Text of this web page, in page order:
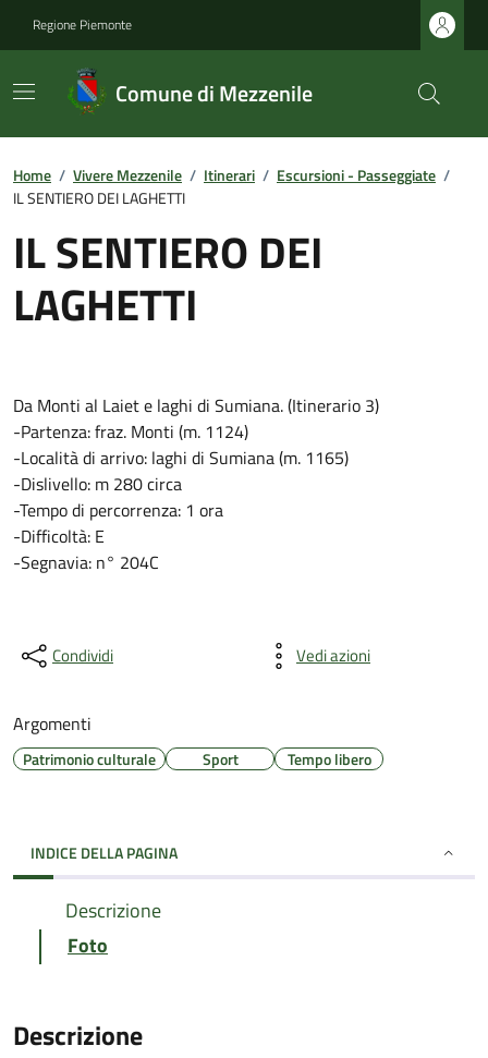
Regione Piemonte
Comune di Mezzenile
Home / Vivere Mezzenile / Itinerari / Escursioni - Passeggiate /
IL SENTIERO DEI LAGHETTI
IL SENTIERO DEI
LAGHETTI
Da Monti al Laiet e laghi di Sumiana. (Itinerario 3)
-Partenza: fraz. Monti (m. 1124)
-Località di arrivo: laghi di Sumiana (m. 1165)
-Dislivello: m 280 circa
-Tempo di percorrenza: 1 ora
-Difficoltà: E
-Segnavia: n° 204C
Condividi Vedi azioni
Argomenti
Patrimonio culturale Sport Tempo libero
INDICE DELLA PAGINA
Descrizione
Foto
Descrizione